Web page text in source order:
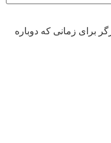
برای زمانی که دوباره